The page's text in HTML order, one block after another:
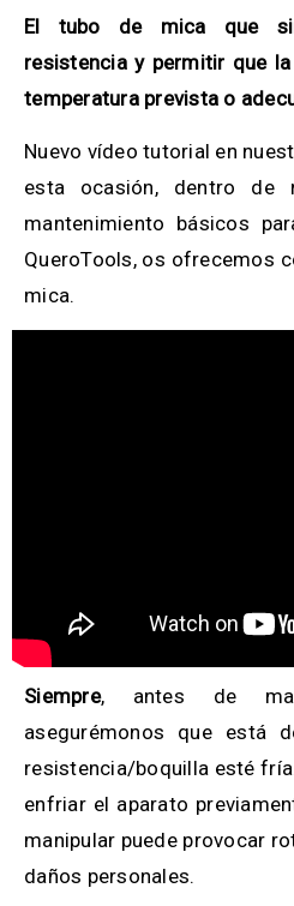
El tubo de mica que
resistencia y permitir que
temperatura prevista o
Nuevo vídeo tutorial en
esta ocasión, dentro de
mantenimiento básicos
QueroTools, os ofrecemos
mica.
Siempre, antes de
asegurémonos que está
resistencia/boquilla esté
enfriar el aparato
manipular puede provocar
daños personales.